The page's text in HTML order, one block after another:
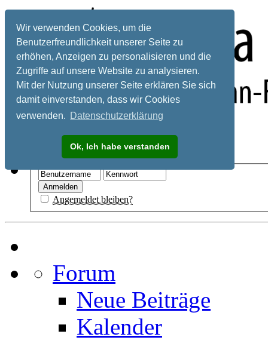
Wir verwenden Cookies, um die
Benutzerfreundlichkeit unserer Seite zu
erhöhen, Anzeigen zu personalisieren und die
Zugriffe auf unsere Website zu analysieren.
Mit der Nutzung unserer Seite erklären Sie sich
damit einverstanden, dass wir Cookies
verwenden. Datenschutzerklärung
Ok, Ich habe verstanden
Registrieren
Angemeldet bleiben?
Forum
Neue Beiträge
Kalender